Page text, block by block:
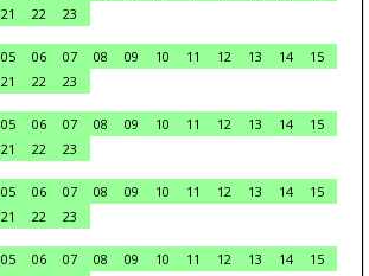
21 22
23
05 06 07 08 09 10 11 12 13 14
15
21 22
23
05 06 07 08 09 10 11 12 13 14
15
21 22
23
05 06 07 08 09 10 11 12 13 14
15
21 22
23
05 06 07 08 09 10 11 12 13 14
15